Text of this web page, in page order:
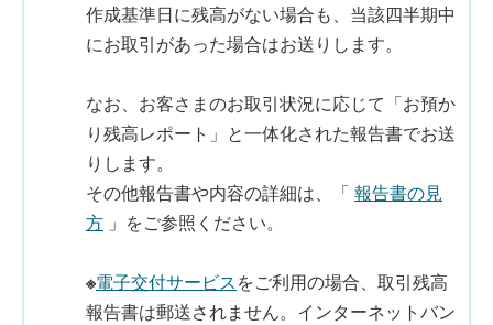
作成基準日に残高がない場合も、当該四半期中
にお取引があった場合はお送りします。
なお、お客さまのお取引状況に応じて「お預か
り残高レポート」と一体化された報告書でお送
りします。
その他報告書や内容の詳細は、「 報告書の見
方 」をご参照ください。
※電子交付サービスをご利用の場合、取引残高
報告書は郵送されません。インターネットバン